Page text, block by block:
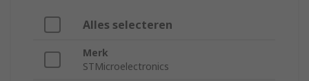
Alles selecteren
Merk
STMicroelectronics